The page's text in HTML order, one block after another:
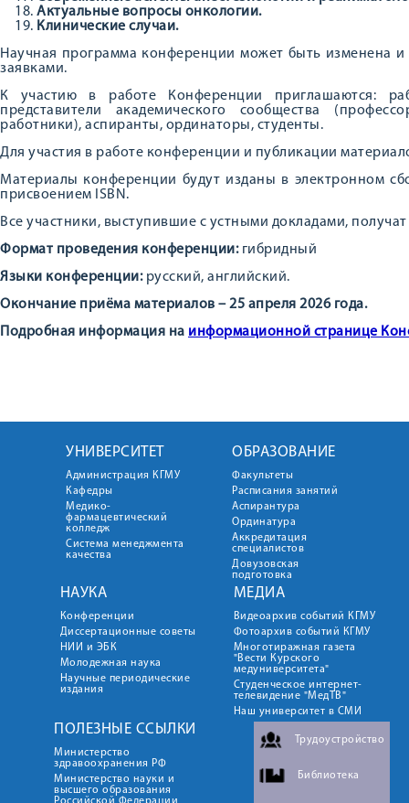
Актуальные вопросы онкологии.
Клинические случаи.
Научная программа конференции может быть изменена
заявками.
К участию в работе Конференции приглашаются:
представители академического сообщества
работники), аспиранты, ординаторы, студенты.
Для участия в работе конференции и публикации
Материалы конференции будут изданы в электронном
присвоением ISBN.
Все участники, выступившие с устными докладами,
Формат проведения конференции:гибридный
Языки конференции:русский, английский.
Окончание приёма материалов – 25 апреля 2026 года.
Подробная информация на информационной странице
УНИВЕРСИТЕТ
Администрация КГМУ
Кафедры
Медико-
фармацевтический
колледж
Система менеджмента
качества
ОБРАЗОВАНИЕ
Факультеты
Расписания занятий
Аспирантура
Ординатура
Аккредитация
специалистов
Довузовская
подготовка
НАУКА
Конференции
Диссертационные советы
НИИ и ЭБК
Молодежная наука
Научные периодические
издания
МЕДИА
Видеоархив событий КГМУ
Фотоархив событий КГМУ
Многотиражная газета
"Вести Курского
медуниверситета"
Студенческое интернет-
телевидение "МедТВ"
Наш университет в СМИ
ПОЛЕЗНЫЕ ССЫЛКИ
Министерство
здравоохранения РФ
Министерство науки и
высшего образования
Трудоустройство
Библиотека